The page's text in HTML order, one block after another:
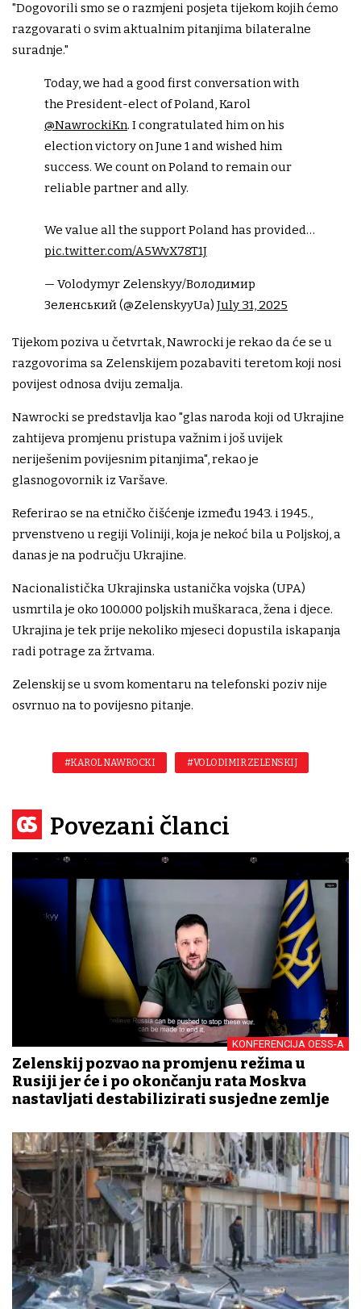
"Dogovorili smo se o razmjeni posjeta tijekom kojih ćemo
razgovarati o svim aktualnim pitanjima bilateralne
suradnje."
Today, we had a good first conversation with
the President-elect of Poland, Karol
@NawrockiKn. I congratulated him on his
election victory on June 1 and wished him
success. We count on Poland to remain our
reliable partner and ally.
We value all the support Poland has provided…
pic.twitter.com/A5WvX78T1J
— Volodymyr Zelenskyy/Володимир
Зеленський (@ZelenskyyUa) July 31, 2025
Tijekom poziva u četvrtak, Nawrocki je rekao da će se u
razgovorima sa Zelenskijem pozabaviti teretom koji nosi
povijest odnosa dviju zemalja.
Nawrocki se predstavlja kao "glas naroda koji od Ukrajine
zahtijeva promjenu pristupa važnim i još uvijek
neriješenim povijesnim pitanjima", rekao je
glasnogovornik iz Varšave.
Referirao se na etničko čišćenje između 1943. i 1945.,
prvenstveno u regiji Voliniji, koja je nekoć bila u Poljskoj, a
danas je na području Ukrajine.
Nacionalistička Ukrajinska ustanička vojska (UPA)
usmrtila je oko 100.000 poljskih muškaraca, žena i djece.
Ukrajina je tek prije nekoliko mjeseci dopustila iskapanja
radi potrage za žrtvama.
Zelenskij se u svom komentaru na telefonski poziv nije
osvrnuo na to povijesno pitanje.
#KAROL NAWROCKI #VOLODIMIR ZELENSKIJ
Povezani članci
KONFERENCIJA OESS-A
Zelenskij pozvao na promjenu režima u
Rusiji jer će i po okončanju rata Moskva
nastavljati destabilizirati susjedne zemlje